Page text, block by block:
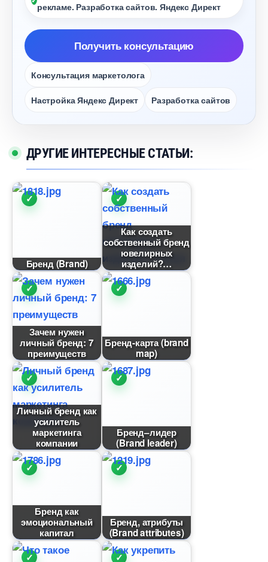
рекламе. Разработка сайтов. Яндекс Директ
Получить консультацию
Консультация маркетолога
Настройка Яндекс Директ Разработка сайто
ДРУГИЕ ИНТЕРЕСНЫЕ СТАТЬИ:
Бренд (Brand)
Как создать
собственный бренд
ювелирных
изделий?
Зачем нужен
личный бренд: 7
преимущест
Бренд-карта (brand
map)
Личный бренд как
усилитель
маркетинга
компании
Бренд–лидер
(Brand leader)
Бренд как
эмоциональный
капитал
Бренд, атрибуты
(Brand attributes)